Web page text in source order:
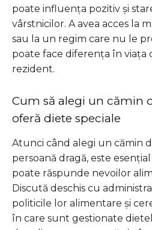
poate influența pozitiv și
vârstnicilor. A avea acces la
sau la un regim care nu le
poate face diferența în viața
rezident.
Cum să alegi un cămin
oferă diete speciale
Atunci când alegi un cămin
persoană dragă, este
poate răspunde nevoilor
Discută deschis cu
politicile lor alimentare și
în care sunt gestionate